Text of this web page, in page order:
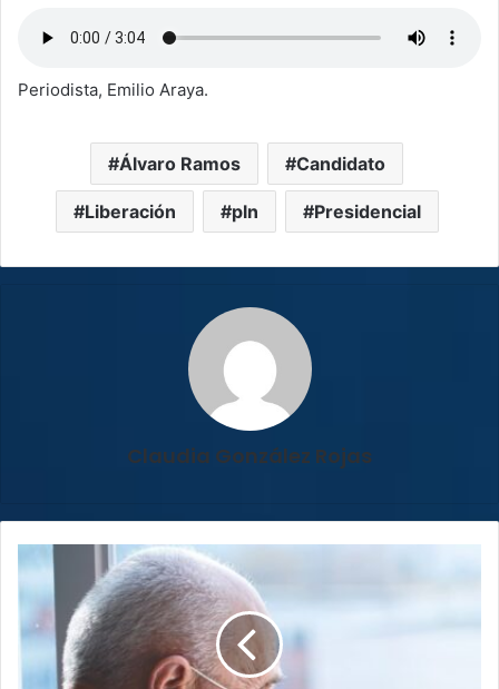
Periodista, Emilio Araya.
Álvaro Ramos Candidato
Liberación pln Presidencial
Claudia González Rojas
casos
de
covid-
19